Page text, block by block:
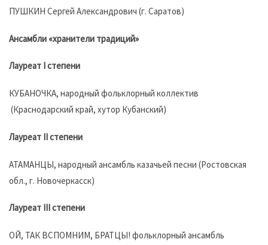
ПУШКИН Сергей Александрович (г. Саратов)
Ансамбли «хранители традиций»
Лауреат I степени
КУБАНОЧКА, народный фольклорный коллектив
(Краснодарский край, хутор Кубанский)
Лауреат II степени
АТАМАНЦЫ, народный ансамбль казачьей песни (Ростовская
обл., г. Новочеркасск)
Лауреат III степени
ОЙ, ТАК ВСПОМНИМ, БРАТЦЫ! фольклорный ансамбль